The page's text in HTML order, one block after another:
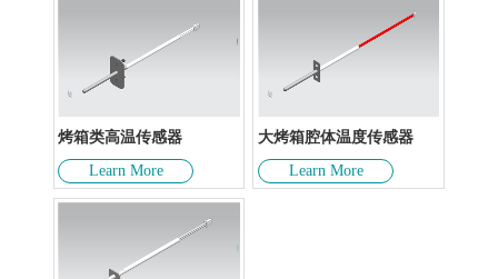
烤箱类高温传感器
Learn More
大烤箱腔体温度传感器
Learn More